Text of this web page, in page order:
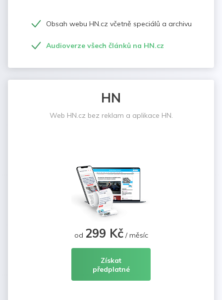
Obsah webu HN.cz včetně speciálů a archivu
Audioverze všech článků na HN.cz
HN
Web HN.cz bez reklam a aplikace HN.
od 299 Kč/ měsíc
Získat
předplatné